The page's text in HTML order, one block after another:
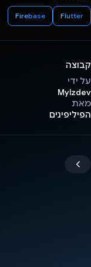
Flutter
Firebase
קבוצה
על ידי
Mylzdev
מאת
הפיליפינים